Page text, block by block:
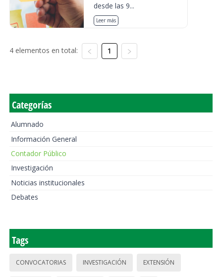
desde las 9...
Leer más
4 elementos en total: 1
Categorías
Alumnado
Información General
Contador Público
Investigación
Noticias institucionales
Debates
Tags
CONVOCATORIAS INVESTIGACIÓN EXTENSIÓN